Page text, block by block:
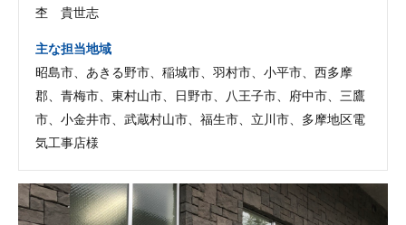
杢 貴世志
主な担当地域
昭島市、あきる野市、稲城市、羽村市、小平市、西多摩
郡、青梅市、東村山市、日野市、八王子市、府中市、三鷹
市、小金井市、武蔵村山市、福生市、立川市、多摩地区電
気工事店様